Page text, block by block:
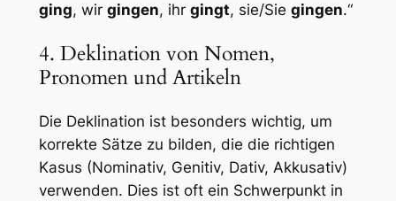
ging, wir gingen, ihr gingt, sie/Sie gingen.“
4. Deklination von Nomen,
Pronomen und Artikeln
Die Deklination ist besonders wichtig, um
korrekte Sätze zu bilden, die die richtigen
Kasus (Nominativ, Genitiv, Dativ, Akkusativ)
verwenden. Dies ist oft ein Schwerpunkt in